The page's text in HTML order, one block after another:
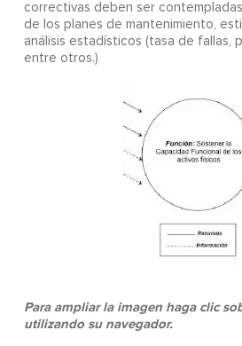
correctivas deben ser
de los planes de mantenimiento,
análisis estadísticos (tasa de fallas,
entre otros.)
Para ampliar la imagen haga clic
utilizando su navegador.